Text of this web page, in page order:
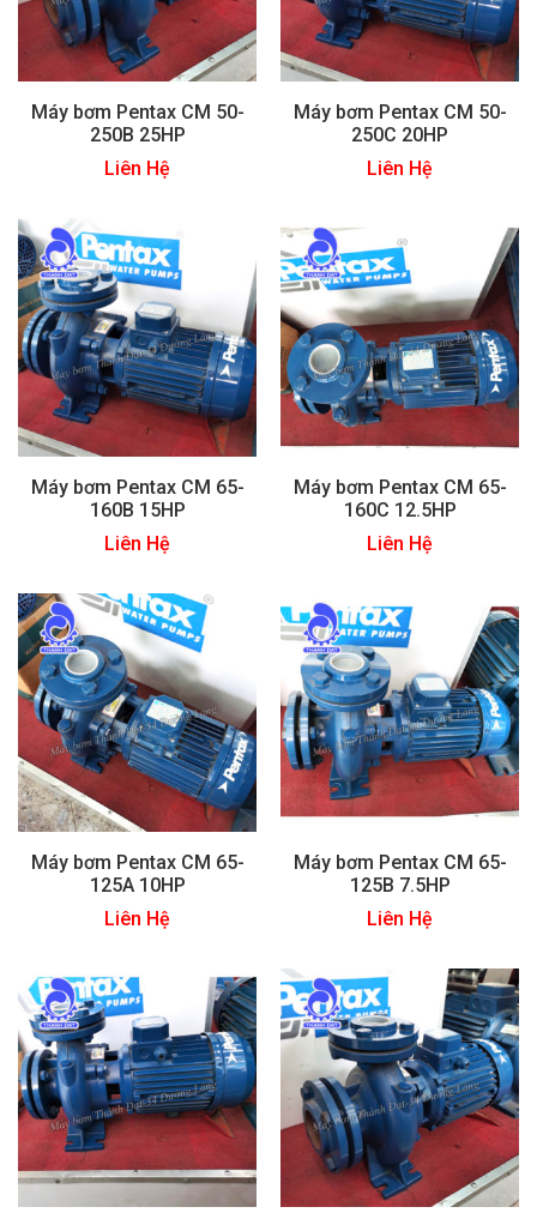
Máy bơm Pentax CM 50-
250B 25HP
Liên Hệ
Máy bơm Pentax CM 50-
250C 20HP
Liên Hệ
Máy bơm Pentax CM 65-
160B 15HP
Liên Hệ
Máy bơm Pentax CM 65-
160C 12.5HP
Liên Hệ
Máy bơm Pentax CM 65-
125A 10HP
Liên Hệ
Máy bơm Pentax CM 65-
125B 7.5HP
Liên Hệ